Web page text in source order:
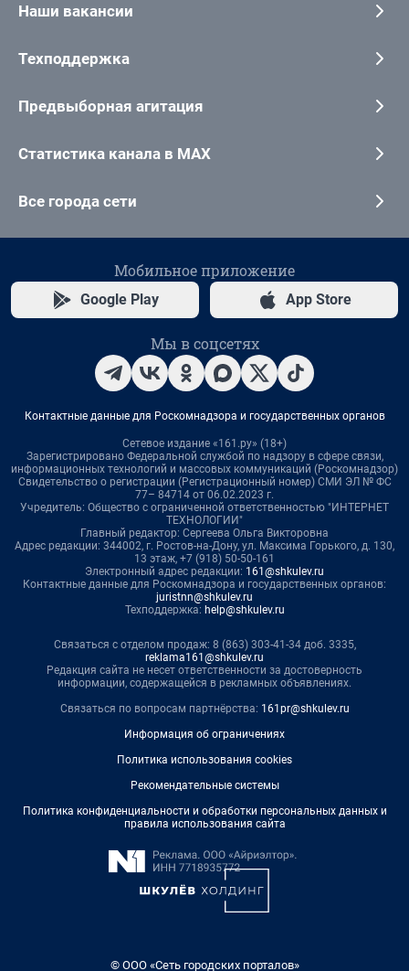
Наши вакансии
Техподдержка
Предвыборная агитация
Статистика канала в MAX
Все города сети
Мобильное приложение
Google Play App Store
Мы в соцсетях
Контактные данные для Роскомнадзора и государственных органов
Сетевое издание «161.ру» (18+)
Зарегистрировано Федеральной службой по надзору в сфере связи,
информационных технологий и массовых коммуникаций (Роскомнадзор)
Свидетельство о регистрации (Регистрационный номер) СМИ ЭЛ № ФС
77– 84714 от 06.02.2023 г.
Учредитель: Общество с ограниченной ответственностью "ИНТЕРНЕТ
ТЕХНОЛОГИИ"
Главный редактор: Сергеева Ольга Викторовна
Адрес редакции: 344002, г. Ростов-на-Дону, ул. Максима Горького, д. 130,
13 этаж, +7 (918) 50-50-161
Электронный адрес редакции: 161@shkulev.ru
Контактные данные для Роскомнадзора и государственных органов:
juristnn@shkulev.ru
Техподдержка: help@shkulev.ru
Связаться с отделом продаж: 8 (863) 303-41-34 доб. 3335,
reklama161@shkulev.ru
Редакция сайта не несет ответственности за достоверность
информации, содержащейся в рекламных объявлениях.
Связаться по вопросам партнёрства: 161pr@shkulev.ru
Информация об ограничениях
Политика использования cookies
Рекомендательные системы
Политика конфиденциальности и обработки персональных данных и
правила использования сайта
© ООО «Сеть городских порталов»